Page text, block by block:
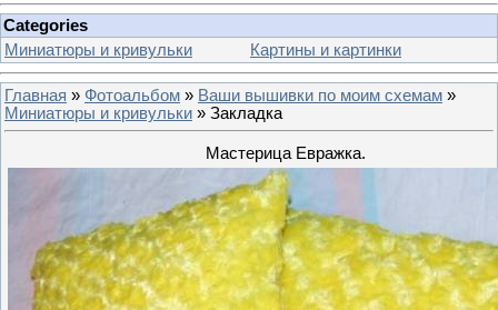
Categories
Миниатюры и кривульки
Картины и картинки
Главная » Фотоальбом » Ваши вышивки по моим схемам »
Миниатюры и кривульки » Закладка
Мастерица Евражка.